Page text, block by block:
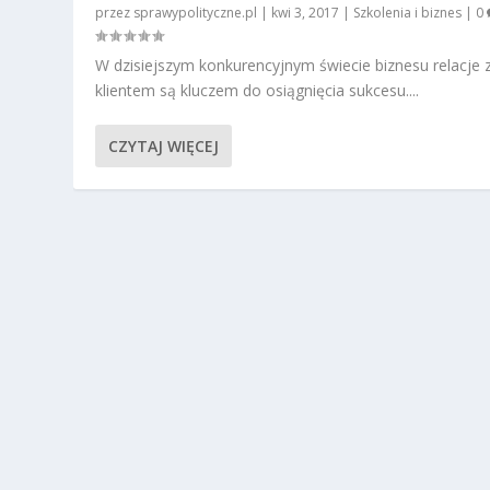
przez sprawypolityczne.pl | kwi 3, 2017 | Szkolenia i biznes | 0
W dzisiejszym konkurencyjnym świecie biznesu relacje
klientem są kluczem do osiągnięcia sukcesu....
CZYTAJ WIĘCEJ